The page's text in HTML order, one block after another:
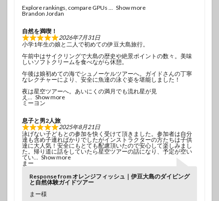
Explore rankings, compare GPUs
Show more
Brandon Jordan
自然を満喫！
2026年7月31日
小学1年生の娘と二人で初めての伊豆大島旅行。
午前中はサイクリングで大島の歴史や絶景ポイントの数々。美味
しいソフトクリームを食べながら休憩。
午後は娘初めての海でシュノーケルツアーへ。ガイドさんの丁寧
なレクチャーにより、安全に魚達の泳ぐ姿を堪能しました！
夜は星空ツアーへ。あいにくの満月でも流れ星が見
え
Show more
ミーヨン
息子と男2人旅
2025年8月21日
泳げない子どもとの参加を快く受けて頂きました。参加者は自分
達も含め子連ればかりでしたがインストラクターの方たちは子供
達に大人気！安全にもとても配慮頂いたので安心して楽しみまし
た。帰り道に話をしていたら星空ツアーの話になり、予定が空い
てい
Show more
まー
Response from オレンジフィッシュ｜伊豆大島のダイビング
と自然体験ガイドツアー
まー様